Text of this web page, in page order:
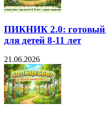
ПИКНИК 2.0: готовый
для детей 8-11 лет
21.06.2026